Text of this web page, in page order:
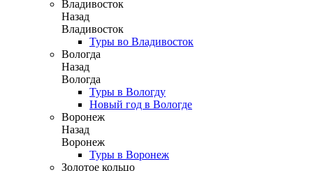
Владивосток
Назад
Владивосток
Туры во Владивосток
Вологда
Назад
Вологда
Туры в Вологду
Новый год в Вологде
Воронеж
Назад
Воронеж
Туры в Воронеж
Золотое кольцо